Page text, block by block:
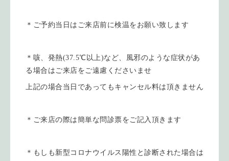
＊ご予約当日はご来店前に検温をお願い致します
＊咳、発熱(37.5℃以上)など、風邪のような症状があ
る場合はご来店をご遠慮くださいませ
上記の場合当日であってもキャンセル料は頂きません
＊ご来店の際は簡単な問診票をご記入頂きます
＊もしも新型コロナウイルス陽性と診断された場合は